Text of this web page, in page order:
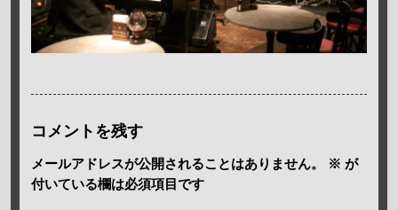
コメントを残す
メールアドレスが公開されることはありません。 ※ が
付いている欄は必須項目です